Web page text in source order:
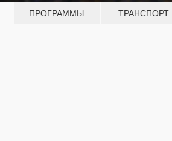
ПРОГРАММЫ ТРАНСПОРТ